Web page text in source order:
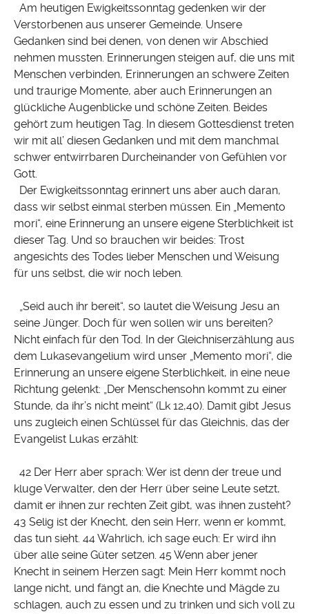
Am heutigen Ewigkeitssonntag gedenken wir der
Verstorbenen aus unserer Gemeinde. Unsere
Gedanken sind bei denen, von denen wir Abschied
nehmen mussten. Erinnerungen steigen auf, die uns mit
Menschen verbinden, Erinnerungen an schwere Zeiten
und traurige Momente, aber auch Erinnerungen an
glückliche Augenblicke und schöne Zeiten. Beides
gehört zum heutigen Tag. In diesem Gottesdienst treten
wir mit all’ diesen Gedanken und mit dem manchmal
schwer entwirrbaren Durcheinander von Gefühlen vor
Gott.
Der Ewigkeitssonntag erinnert uns aber auch daran,
dass wir selbst einmal sterben müssen. Ein „Memento
mori“, eine Erinnerung an unsere eigene Sterblichkeit ist
dieser Tag. Und so brauchen wir beides: Trost
angesichts des Todes lieber Menschen und Weisung
für uns selbst, die wir noch leben.
„Seid auch ihr bereit“, so lautet die Weisung Jesu an
seine Jünger. Doch für wen sollen wir uns bereiten?
Nicht einfach für den Tod. In der Gleichniserzählung aus
dem Lukasevangelium wird unser „Memento mori“, die
Erinnerung an unsere eigene Sterblichkeit, in eine neue
Richtung gelenkt: „Der Menschensohn kommt zu einer
Stunde, da ihr’s nicht meint“ (Lk 12,40). Damit gibt Jesus
uns zugleich einen Schlüssel für das Gleichnis, das der
Evangelist Lukas erzählt:
42 Der Herr aber sprach: Wer ist denn der treue und
kluge Verwalter, den der Herr über seine Leute setzt,
damit er ihnen zur rechten Zeit gibt, was ihnen zusteht?
43 Selig ist der Knecht, den sein Herr, wenn er kommt,
das tun sieht. 44 Wahrlich, ich sage euch: Er wird ihn
über alle seine Güter setzen. 45 Wenn aber jener
Knecht in seinem Herzen sagt: Mein Herr kommt noch
lange nicht, und fängt an, die Knechte und Mägde zu
schlagen, auch zu essen und zu trinken und sich voll zu